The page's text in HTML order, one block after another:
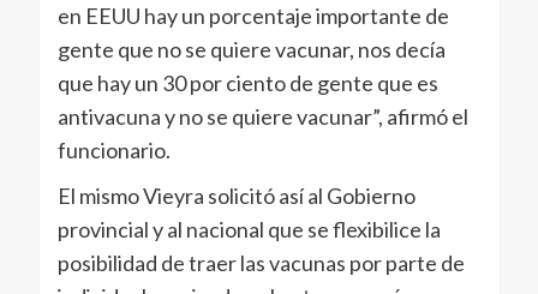
en EEUU hay un porcentaje importante de
gente que no se quiere vacunar, nos decía
que hay un 30 por ciento de gente que es
antivacuna y no se quiere vacunar”, afirmó el
funcionario.
El mismo Vieyra solicitó así al Gobierno
provincial y al nacional que se flexibilice la
posibilidad de traer las vacunas por parte de